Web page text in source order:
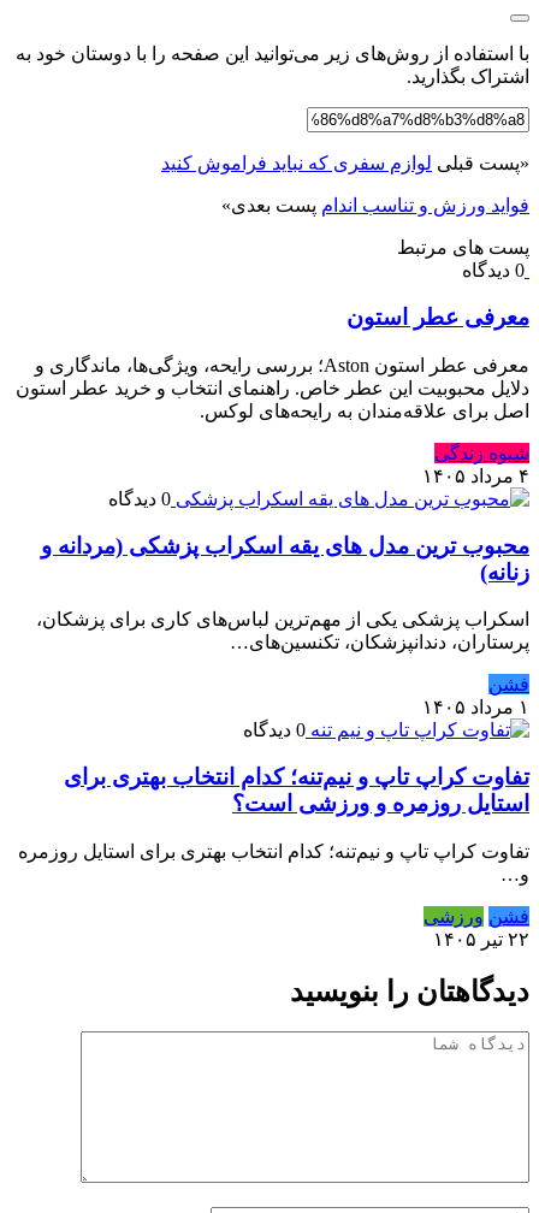
با استفاده از روش‌های زیر می‌توانید این صفحه را با دوستان خود به
اشتراک بگذارید.
«پست قبلی لوازم سفری که نباید فراموش کنید
فواید ورزش و تناسب اندام پست بعدی»
پست های مرتبط
0 دیدگاه
معرفی عطر استون
معرفی عطر استون Aston؛ بررسی رایحه، ویژگی‌ها، ماندگاری و
دلایل محبوبیت این عطر خاص. راهنمای انتخاب و خرید عطر استون
اصل برای علاقه‌مندان به رایحه‌های لوکس.
شیوه زندگی
۴ مرداد ۱۴۰۵
0 دیدگاه
محبوب ترین مدل های یقه اسکراب پزشکی (مردانه و
زنانه)
اسکراب پزشکی یکی از مهم‌ترین لباس‌های کاری برای پزشکان،
پرستاران، دندانپزشکان، تکنسین‌های…
فشن
۱ مرداد ۱۴۰۵
0 دیدگاه
تفاوت کراپ تاپ و نیم‌تنه؛ کدام انتخاب بهتری برای
استایل روزمره و ورزشی است؟
تفاوت کراپ تاپ و نیم‌تنه؛ کدام انتخاب بهتری برای استایل روزمره
و…
فشن ورزشی
۲۲ تیر ۱۴۰۵
دیدگاهتان را بنویسید